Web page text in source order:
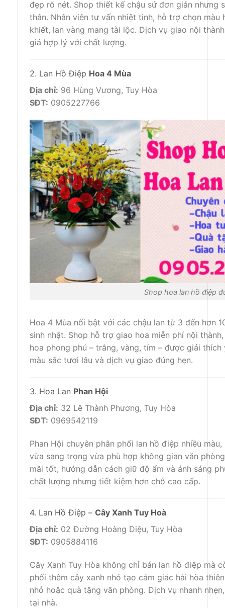
đẹp rõ nét. Shop thiết kế chậu sứ đơn giản
thân. Nhân viên tư vấn nhiệt tình, hỗ trợ chọn
khiết, lan vàng mang tài lộc. Dịch vụ giao nội
giá hợp lý với chất lượng.
2. Lan Hồ Điệp Hoa 4 Mùa
Địa chỉ: 96 Hùng Vương, Tuy Hòa
SĐT: 0905227766
Shop hoa lan hồ điệp
Hoa 4 Mùa nổi bật với các chậu lan từ 3 đến hơn
sinh nhật. Shop hỗ trợ giao hoa miễn phí nội
hoa phong phú – trắng, vàng, tím – được giải
màu sắc tươi lâu và dịch vụ giao đúng hẹn.
3. Hoa Lan Phan Hội
Địa chỉ: 32 Lê Thành Phương, Tuy Hòa
SĐT: 0969542119
Phan Hội chuyên phân phối lan hồ điệp nhiều
vừa sang trọng vừa phù hợp không gian văn
mãi tốt, hướng dẫn cách giữ độ ẩm và ánh sáng
chất lượng nhưng tiết kiệm hơn chỗ cao cấp.
4. Lan Hồ Điệp – Cây Xanh Tuy Hoà
Địa chỉ: 02 Đường Hoàng Diệu, Tuy Hòa
SĐT: 0905884116
Cây Xanh Tuy Hòa không chỉ bán lan hồ điệp mà
phối thêm cây xanh nhỏ tạo cảm giác hài hòa
nhỏ hoặc quà tặng văn phòng. Dịch vụ nhanh
tại nhà.